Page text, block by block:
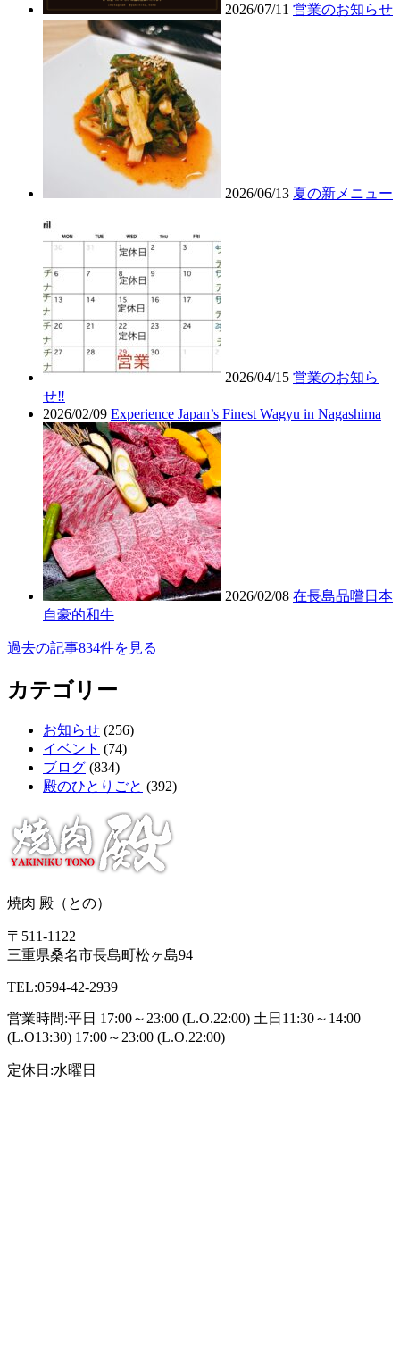
2026/07/11 営業のお知らせ
2026/06/13 夏の新メニュー
2026/04/15 営業のお知ら
せ‼︎
2026/02/09 Experience Japan’s Finest Wagyu in Nagashima
2026/02/08 在長島品嚐日本
自豪的和牛
過去の記事834件を見る
カテゴリー
お知らせ (256)
イベント (74)
ブログ (834)
殿のひとりごと (392)
焼肉 殿（との）
〒511-1122
三重県桑名市長島町松ヶ島94
TEL:0594-42-2939
営業時間:平日 17:00～23:00 (L.O.22:00) 土日11:30～14:00
(L.O13:30) 17:00～23:00 (L.O.22:00)
定休日:水曜日